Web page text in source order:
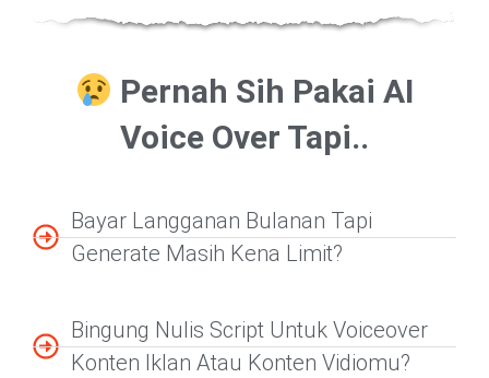
Pernah Sih Pakai AI
Voice Over Tapi..
Bayar Langganan Bulanan Tapi
Generate Masih Kena Limit?
Bingung Nulis Script Untuk Voiceover
Konten Iklan Atau Konten Vidiomu?